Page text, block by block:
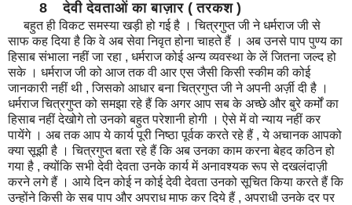
8 देवी देवताओं का बाज़ार ( तरकश )
बहुत ही विकट समस्या खड़ी हो गई है । चित्रगुप्त जी ने धर्मराज जी से
साफ कह दिया है कि वे अब सेवा निवृत होना चाहते हैं । अब उनसे पाप पुण्य का
हिसाब संभाला नहीं जा रहा , धर्मराज कोई अन्य व्यवस्था के लें जितना जल्द हो
सके । धर्मराज जी को आज तक वी आर एस जैसी किसी स्कीम की कोई
जानकारी नहीं थी , जिसको आधार बना चित्रगुप्त जी ने अपनी अर्ज़ी दी है ।
धर्मराज चित्रगुप्त को समझा रहे हैं कि अगर आप सब के अच्छे और बुरे कर्मों का
हिसाब नहीं देखोगे तो उनको बहुत परेशानी होगी । ऐसे में वो न्याय नहीं कर
पायेंगे । अब तक आप ये कार्य पूरी निष्ठा पूर्वक करते रहे हैं , ये अचानक आपको
क्या सूझी है । चित्रगुप्त बता रहे हैं कि अब उनका काम करना बेहद कठिन हो
गया है , क्योंकि सभी देवी देवता उनके कार्य में अनावश्यक रूप से दखलंदाज़ी
करने लगे हैं । आये दिन कोई न कोई देवी देवता उनको सूचित किया करते हैं कि
उन्होंने किसी के सब पाप और अपराध माफ कर दिये हैं , अपराधी उनके दर पर